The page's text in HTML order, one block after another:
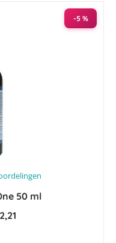
-5 %
50 ml